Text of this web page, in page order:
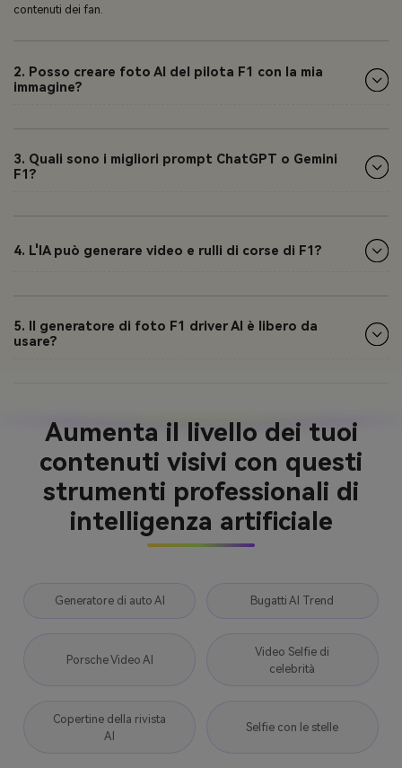
contenuti dei fan.
2. Posso creare foto AI del pilota F1 con la mia
immagine?
3. Quali sono i migliori prompt ChatGPT o Gemini
F1?
4. L'IA può generare video e rulli di corse di F1?
5. Il generatore di foto F1 driver AI è libero da
usare?
Aumenta il livello dei tuoi
contenuti visivi con questi
strumenti professionali di
intelligenza artificiale
Generatore di auto AI Bugatti AI Trend
Porsche Video AI
Video Selfie di
celebrità
Copertine della rivista
AI
Selfie con le stelle